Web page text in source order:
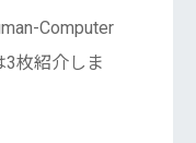
Computer
3枚紹介しま